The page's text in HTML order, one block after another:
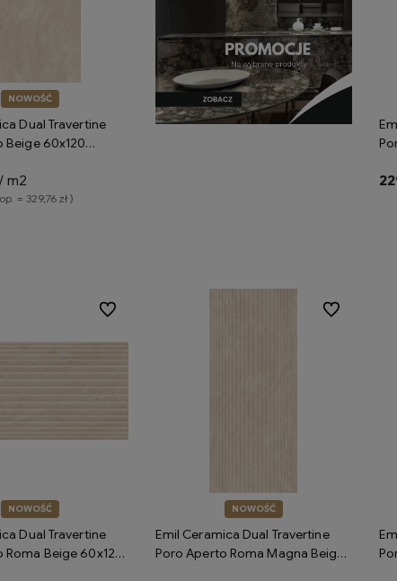
NOWOŚĆ
Dual Travertine
Beige 60x120
/ m2
= 329,76 zł )
NOWOŚĆ
Dual Travertine
Roma Beige 60x120
Do ulubionych
NOWOŚĆ
Emil Ceramica Dual Travertine
Poro Aperto Roma Magna Beige
Do ulubionych